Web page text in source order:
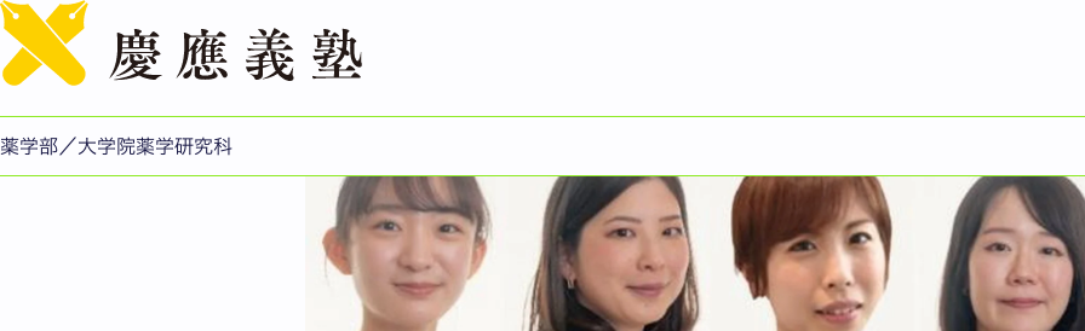
薬学部／大学院薬学研究科
【座談会後編】失敗を失敗のままにしないで。そこから学び続ける姿勢が、自分の